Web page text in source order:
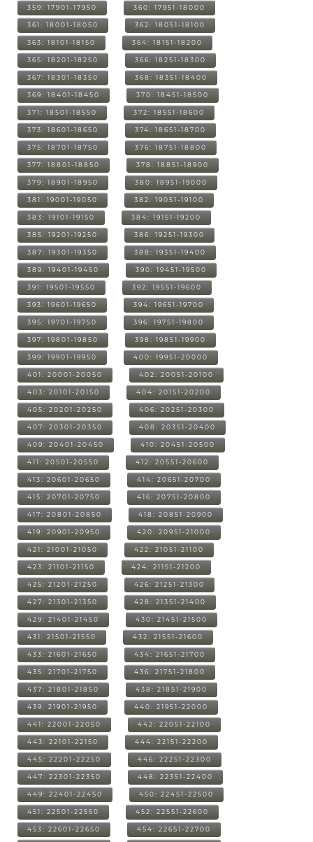
359: 17901-17950 360: 17951-18000
361: 18001-18050 362: 18051-18100
363: 18101-18150 364: 18151-18200
365: 18201-18250 366: 18251-18300
367: 18301-18350 368: 18351-18400
369: 18401-18450 370: 18451-18500
371: 18501-18550 372: 18551-18600
373: 18601-18650 374: 18651-18700
375: 18701-18750 376: 18751-18800
377: 18801-18850 378: 18851-18900
379: 18901-18950 380: 18951-19000
381: 19001-19050 382: 19051-19100
383: 19101-19150 384: 19151-19200
385: 19201-19250 386: 19251-19300
387: 19301-19350 388: 19351-19400
389: 19401-19450 390: 19451-19500
391: 19501-19550 392: 19551-19600
393: 19601-19650 394: 19651-19700
395: 19701-19750 396: 19751-19800
397: 19801-19850 398: 19851-19900
399: 19901-19950 400: 19951-20000
401: 20001-20050 402: 20051-20100
403: 20101-20150 404: 20151-20200
405: 20201-20250 406: 20251-20300
407: 20301-20350 408: 20351-20400
409: 20401-20450 410: 20451-20500
411: 20501-20550 412: 20551-20600
413: 20601-20650 414: 20651-20700
415: 20701-20750 416: 20751-20800
417: 20801-20850 418: 20851-20900
419: 20901-20950 420: 20951-21000
421: 21001-21050 422: 21051-21100
423: 21101-21150 424: 21151-21200
425: 21201-21250 426: 21251-21300
427: 21301-21350 428: 21351-21400
429: 21401-21450 430: 21451-21500
431: 21501-21550 432: 21551-21600
433: 21601-21650 434: 21651-21700
435: 21701-21750 436: 21751-21800
437: 21801-21850 438: 21851-21900
439: 21901-21950 440: 21951-22000
441: 22001-22050 442: 22051-22100
443: 22101-22150 444: 22151-22200
445: 22201-22250 446: 22251-22300
447: 22301-22350 448: 22351-22400
449: 22401-22450 450: 22451-22500
451: 22501-22550 452: 22551-22600
453: 22601-22650 454: 22651-22700